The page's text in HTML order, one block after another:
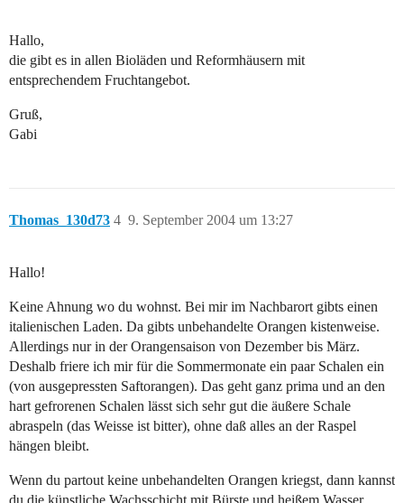
Hallo,
die gibt es in allen Bioläden und Reformhäusern mit
entsprechendem Fruchtangebot.
Gruß,
Gabi
Thomas_130d73 9. September 2004 um 13:27
4
Hallo!
Keine Ahnung wo du wohnst. Bei mir im Nachbarort gibts einen
italienischen Laden. Da gibts unbehandelte Orangen kistenweise.
Allerdings nur in der Orangensaison von Dezember bis März.
Deshalb friere ich mir für die Sommermonate ein paar Schalen ein
(von ausgepressten Saftorangen). Das geht ganz prima und an den
hart gefrorenen Schalen lässt sich sehr gut die äußere Schale
abraspeln (das Weisse ist bitter), ohne daß alles an der Raspel
hängen bleibt.
Wenn du partout keine unbehandelten Orangen kriegst, dann kannst
du die künstliche Wachsschicht mit Bürste und heißem Wasser